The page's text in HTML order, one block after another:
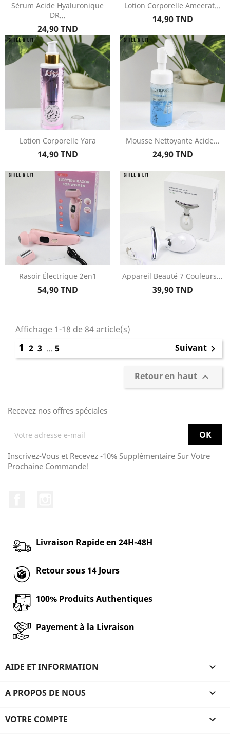
Sérum Acide Hyaluronique
DR...
Prix
24,90 TND
Lotion Corporelle Ameerat...
Prix
14,90 TND
Lotion Corporelle Yara
Prix
14,90 TND
Mousse Nettoyante Acide...
Prix
24,90 TND
Rasoir Électrique 2en1
Prix
54,90 TND
Appareil Beauté 7 Couleurs...
Prix
39,90 TND
Affichage 1-18 de 84 article(s)
1 2 3 … 5 Suivant 
Retour en haut 
Recevez nos offres spéciales
Inscrivez-Vous et Recevez -10% Supplémentaire Sur Votre
Prochaine Commande!
Livraison Rapide en 24H-48H
Retour sous 14 Jours
100% Produits Authentiques
Payement à la Livraison
AIDE ET INFORMATION 
A PROPOS DE NOUS 
VOTRE COMPTE 